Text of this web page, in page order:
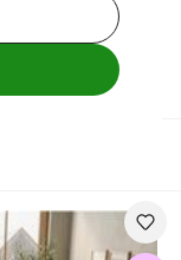
alusvõrk